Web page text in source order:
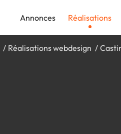
Annonces Réalisations
Réalisations webdesign